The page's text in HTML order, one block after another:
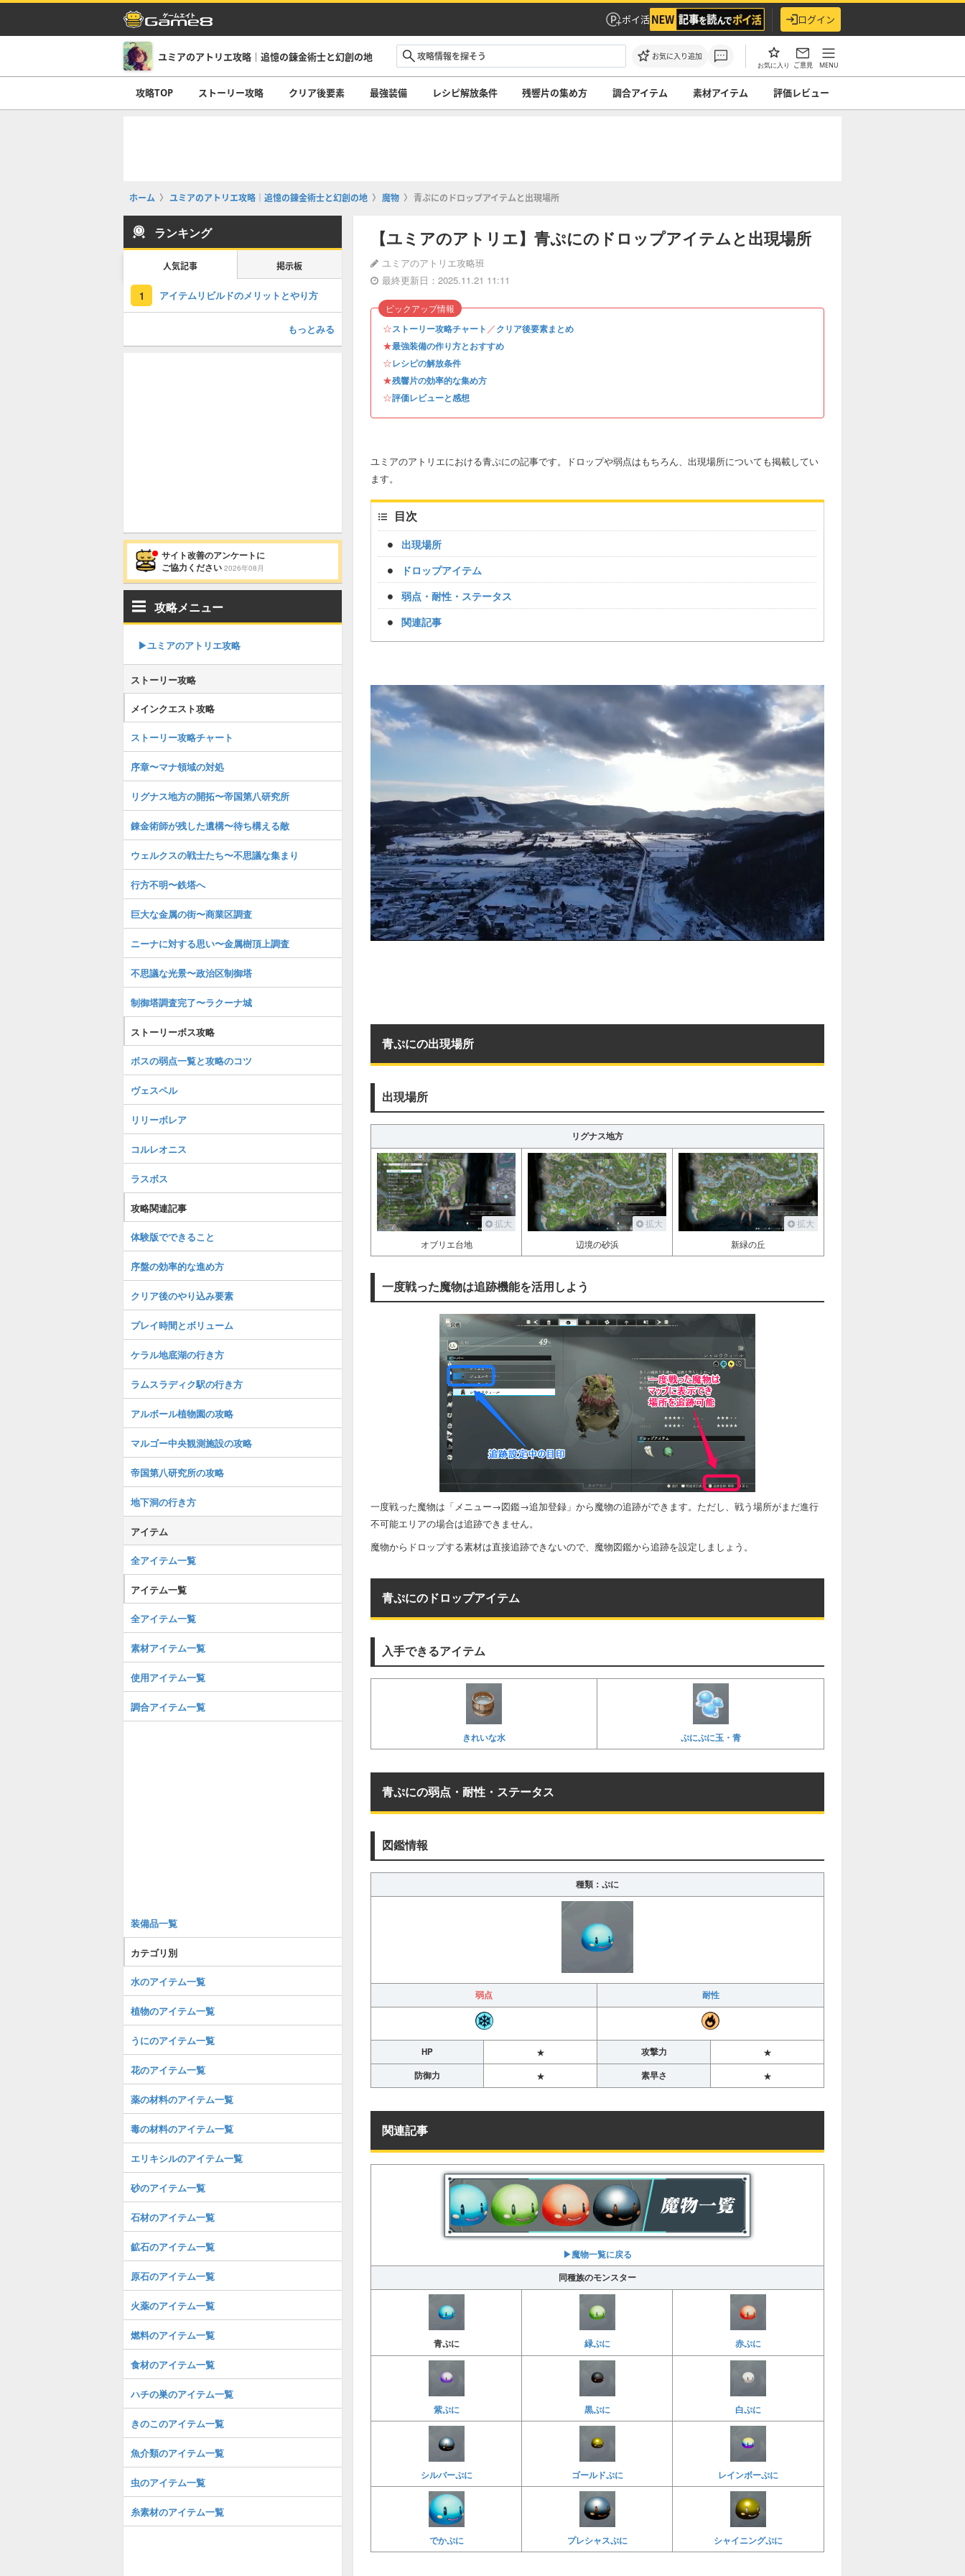
ポイ活 ログイン
ユミアのアトリエ攻略｜追憶の錬金術士と幻創の地 お気に入り追加
お気に入り ご意見 MENU
攻略TOP ストーリー攻略 クリア後要素 最強装備 レシピ解放条件 残響片の集め方 調合アイテム 素材アイテム 評価レビュー
ホーム ユミアのアトリエ攻略｜追憶の錬金術士と幻創の地 魔物 青ぷにのドロップアイテムと出現場所
【ユミアのアトリエ】青ぷにのドロップアイテムと出現場所
ユミアのアトリエ攻略班
最終更新日：2025.11.21 11:11
☆ストーリー攻略チャート ／クリア後要素まとめ
★最強装備の作り方とおすすめ
☆レシピの解放条件
★残響片の効率的な集め方
☆評価レビューと感想
ピックアップ情報
ユミアのアトリエにおける青ぷにの記事です。ドロップや弱点はもちろん、出現場所についても掲載してい
ます。
目次
出現場所
ドロップアイテム
弱点・耐性・ステータス
関連記事
青ぷにの出現場所
出現場所
リグナス地方
拡大
オブリエ台地
拡大
辺境の砂浜
拡大
新緑の丘
一度戦った魔物は追跡機能を活用しよう
一度戦った魔物は「メニュー→図鑑→追加登録」から魔物の追跡ができます。ただし、戦う場所がまだ進行
不可能エリアの場合は追跡できません。
魔物からドロップする素材は直接追跡できないので、魔物図鑑から追跡を設定しましょう。
青ぷにのドロップアイテム
入手できるアイテム
きれいな水 ぷにぷに玉・青
青ぷにの弱点・耐性・ステータス
図鑑情報
種類：ぷに
弱点 耐性
HP ★ 攻撃力 ★
防御力 ★ 素早さ ★
関連記事
▶︎魔物一覧に戻る
同種族のモンスター
青ぷに 緑ぷに 赤ぷに
紫ぷに 黒ぷに 白ぷに
シルバーぷに ゴールドぷに レインボーぷに
でかぷに プレシャスぷに シャイニングぷに
ランキング
人気記事 掲示板
1 アイテムリビルドのメリットとやり方
もっとみる
サイト改善のアンケートに
ご協力ください 2026年08月
攻略メニュー
▶︎ユミアのアトリエ攻略
ストーリー攻略
メインクエスト攻略
ストーリー攻略チャート
序章〜マナ領域の対処
リグナス地方の開拓〜帝国第八研究所
錬金術師が残した遺構〜待ち構える敵
ウェルクスの戦士たち〜不思議な集まり
行方不明〜鉄塔へ
巨大な金属の街〜商業区調査
ニーナに対する思い〜金属樹頂上調査
不思議な光景〜政治区制御塔
制御塔調査完了〜ラクーナ城
ストーリーボス攻略
ボスの弱点一覧と攻略のコツ
ヴェスペル
リリーボレア
コルレオニス
ラスボス
攻略関連記事
体験版でできること
序盤の効率的な進め方
クリア後のやり込み要素
プレイ時間とボリューム
ケラル地底湖の行き方
ラムスラディク駅の行き方
アルボール植物園の攻略
マルゴー中央観測施設の攻略
帝国第八研究所の攻略
地下洞の行き方
アイテム
全アイテム一覧
アイテム一覧
全アイテム一覧
素材アイテム一覧
使用アイテム一覧
調合アイテム一覧
装備品一覧
カテゴリ別
水のアイテム一覧
植物のアイテム一覧
うにのアイテム一覧
花のアイテム一覧
薬の材料のアイテム一覧
毒の材料のアイテム一覧
エリキシルのアイテム一覧
砂のアイテム一覧
石材のアイテム一覧
鉱石のアイテム一覧
原石のアイテム一覧
火薬のアイテム一覧
燃料のアイテム一覧
食材のアイテム一覧
ハチの巣のアイテム一覧
きのこのアイテム一覧
魚介類のアイテム一覧
虫のアイテム一覧
糸素材のアイテム一覧